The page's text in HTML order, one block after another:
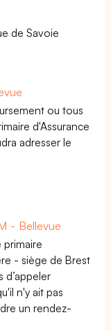
de Savoie
ou tous
d'Assurance
adresser le
- Bellevue
primaire
- siège de Brest
d’appeler
n'y ait pas
un rendez-